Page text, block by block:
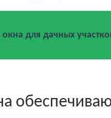
для дачных